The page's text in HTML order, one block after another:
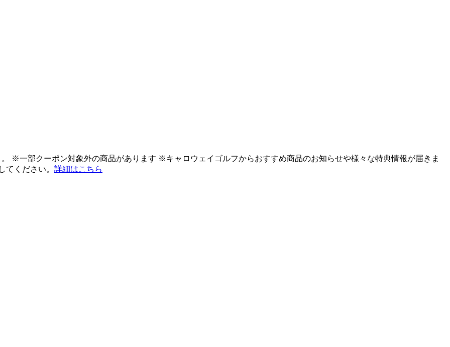
※一部クーポン対象外の商品があります ※キャロウェイゴルフからおすすめ商品のお知らせや様々な特典情報が届きま
てください。 詳細はこちら